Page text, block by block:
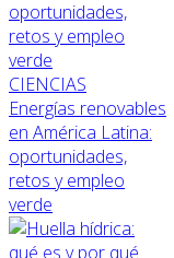
CIENCIAS
Energías renovables
en América Latina:
oportunidades,
retos y empleo
verde